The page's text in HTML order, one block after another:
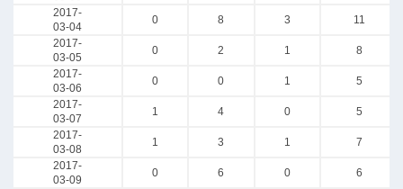
2017-
03-04
0 8 3
11
2017-
03-05
0 2 1
8
2017-
03-06
0 0 1
5
2017-
03-07
1 4 0
5
2017-
03-08
1 3 1
7
2017-
03-09
0 6 0
6